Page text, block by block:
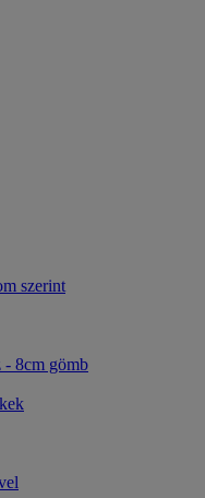
szerint
- 8cm gömb